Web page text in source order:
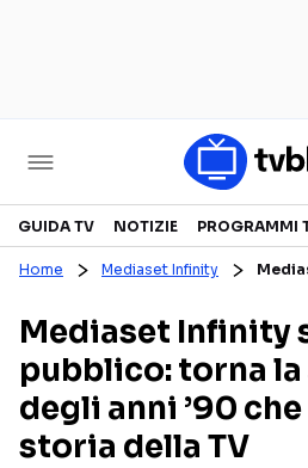
Televisione
CANALI TV
PROGRAMMI TV
PERSONAGGI TV
GUIDA TV NOTIZIE PROGRAMMI
Home Mediaset Infinity
Mediaset Infinity
pubblico: torna
degli anni ’90
storia della TV